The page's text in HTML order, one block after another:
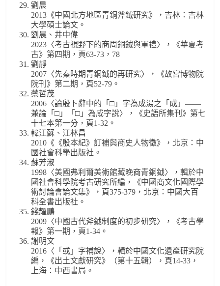
劉晨
2013《中國北方地區青銅斧鉞研究》，吉林：吉林
大學碩士論文。
劉晨、井中偉
2023〈考古視野下的商周銅鉞與軍禮〉，《華夏考
古》第四期，頁63-73，78
劉靜
2007〈先秦時期青銅鉞的再研究〉，《故宮博物院
院刊》第二期，頁52-79。
蔡哲茂
2006〈論殷卜辭中的「□」字為成湯之「成」——
兼論「□」「□」為咸字說〉，《史語所集刊》第七
十七本第一分，頁1-32。
韓江蘇、江林昌
2010《《殷本紀》訂補與商史人物徵》，北京：中
國社會科學出版社。
蘇芳淑
1998〈美國弗利爾美術館藏晚商青銅鉞〉，輯於中
國社會科學院考古研究所編，《中國商文化國際學
術討論會論文集》，頁375-379，北京：中國大百
科全書出版社。
錢耀鵬
2009〈中國古代斧鉞制度的初步研究〉，《考古學
報》第一期，頁1-34。
謝明文
2016〈「或」字補說〉，輯於中國文化遺產研究院
編，《出土文獻研究》（第十五輯），頁14-33，
上海：中西書局。